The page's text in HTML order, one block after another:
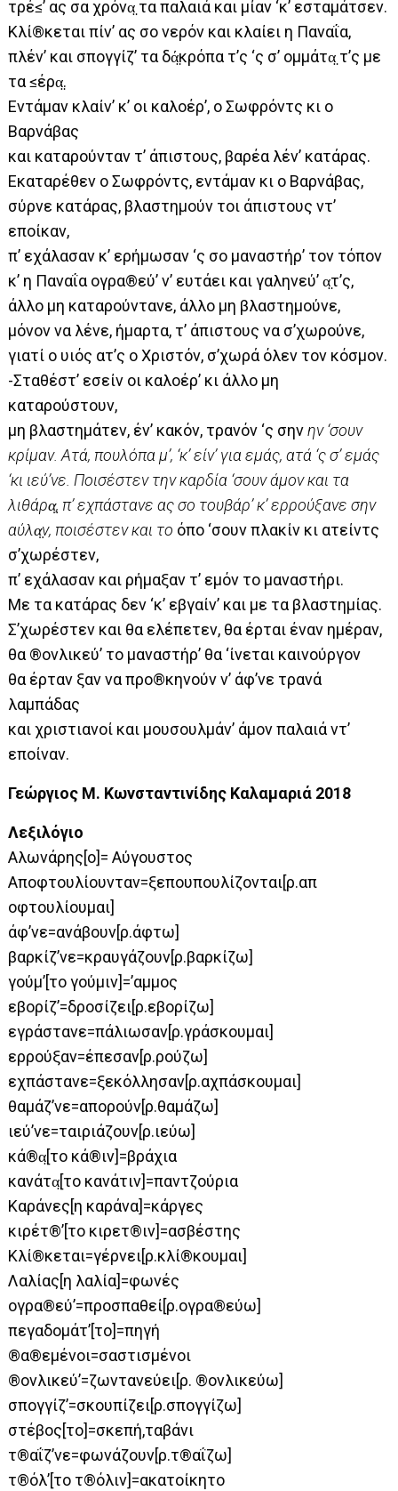
τρέ≤’ ας σα χρόνα̤ τα παλαιά και μίαν ‘κ’ εσταμάτσεν.
Κλί®κεται πίν’ ας σο νερόν και κλαίει η Παναΐα,
πλέν’ και σπογγίζ’ τα δά̤κρόπα τ’ς ‘ς σ’ ομμάτα̤ τ’ς με
τα ≤έρα̤.
Εντάμαν κλαίν’ κ’ οι καλοέρ’, ο Σωφρόντς κι ο
Βαρνάβας
και καταρούνταν τ’ άπιστους, βαρέα λέν’ κατάρας.
Εκαταρέθεν ο Σωφρόντς, εντάμαν κι ο Βαρνάβας,
σύρνε κατάρας, βλαστημούν τοι άπιστους ντ’
εποίκαν,
π’ εχάλασαν κ’ ερήμωσαν ‘ς σο μαναστήρ’ τον τόπον
κ’ η Παναΐα ογρα®εύ’ ν’ ευτάει και γαληνεύ’ α̤τ’ς,
άλλο μη καταρούντανε, άλλο μη βλαστημούνε,
μόνον να λένε, ήμαρτα, τ’ άπιστους να σ’χωρούνε,
γιατί ο υιός ατ’ς ο Χριστόν, σ’χωρά όλεν τον κόσμον.
-Σταθέστ’ εσείν οι καλοέρ’ κι άλλο μη
καταρούστουν,
μη βλαστημάτεν, έν’ κακόν, τρανόν ‘ς σηνην ‘σουν
κρίμαν. Ατά, πουλόπα μ’, ‘κ’ είν’ για εμάς, ατά ‘ς σ’ εμάς
‘κι ιεύ’νε. Ποισέστεν την καρδία ‘σουν άμον και τα
λιθάρα̤, π’ εχπάστανε ας σο τουβάρ’ κ’ ερρούξανε σην
αύλα̤ν, ποισέστεν και το όπο ‘σουν πλακίν κι ατείντς
σ’χωρέστεν,
π’ εχάλασαν και ρήμαξαν τ’ εμόν το μαναστήρι.
Με τα κατάρας δεν ‘κ’ εβγαίν’ και με τα βλαστημίας.
Σ’χωρέστεν και θα ελέπετεν, θα έρται έναν ημέραν,
θα ®ονλικεύ’ το μαναστήρ’ θα ‘ίνεται καινούργον
θα έρταν ξαν να προ®κηνούν ν’ άφ’νε τρανά
λαμπάδας
και χριστιανοί και μουσουλμάν’ άμον παλαιά ντ’
εποίναν.
Γεώργιος Μ. Κωνσταντινίδης Καλαμαριά 2018
Λεξιλόγιο
Αλωνάρης[ο]= Αύγουστος
Αποφτουλίουνταν=ξεπουπουλίζονται[ρ.απ
οφτουλίουμαι]
άφ’νε=ανάβουν[ρ.άφτω]
βαρκίζ’νε=κραυγάζουν[ρ.βαρκίζω]
γούμ’[το γούμιν]=’αμμος
εβορίζ’=δροσίζει[ρ.εβορίζω]
εγράστανε=πάλιωσαν[ρ.γράσκουμαι]
ερρούξαν=έπεσαν[ρ.ρούζω]
εχπάστανε=ξεκόλλησαν[ρ.αχπάσκουμαι]
θαμάζ’νε=απορούν[ρ.θαμάζω]
ιεύ’νε=ταιριάζουν[ρ.ιεύω]
κά®α̤[το κά®ιν]=βράχια
κανάτα̤[το κανάτιν]=παντζούρια
Καράνες[η καράνα]=κάργες
κιρέτ®’[το κιρετ®ιν]=ασβέστης
Κλί®κεται=γέρνει[ρ.κλί®κουμαι]
Λαλίας[η λαλία]=φωνές
ογρα®εύ’=προσπαθεί[ρ.ογρα®εύω]
πεγαδομάτ’[το]=πηγή
®α®εμένοι=σαστισμένοι
®ονλικεύ’=ζωντανεύει[ρ. ®ονλικεύω]
σπογγίζ’=σκουπίζει[ρ.σπογγίζω]
στέβος[το]=σκεπή,ταβάνι
τ®αΐζ’νε=φωνάζουν[ρ.τ®αΐζω]
τ®όλ’[το τ®όλιν]=ακατοίκητο